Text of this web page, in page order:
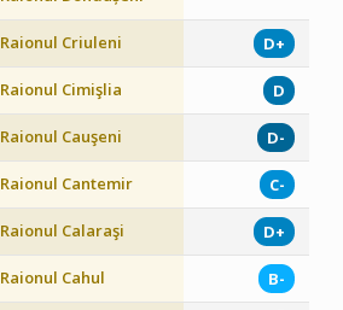
Raionul Criuleni D+
Raionul Cimişlia D
Raionul Cauşeni D-
Raionul Cantemir C-
Raionul Calaraşi D+
Raionul Cahul B-